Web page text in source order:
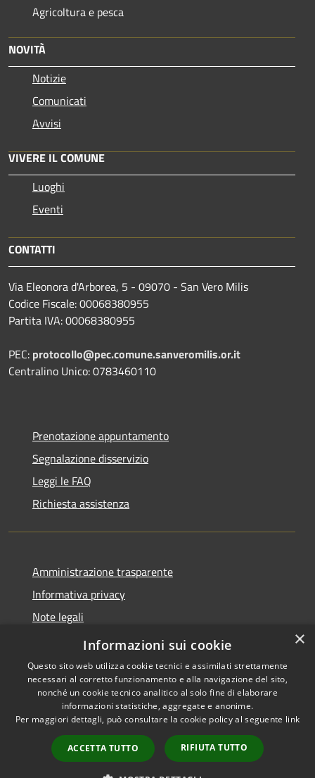
Agricoltura e pesca
NOVITÀ
Notizie
Comunicati
Avvisi
VIVERE IL COMUNE
Luoghi
Eventi
CONTATTI
Via Eleonora d'Arborea, 5 - 09070 - San Vero Milis
Codice Fiscale: 00068380955
Partita IVA: 00068380955
PEC: protocollo@pec.comune.sanveromilis.or.it
Centralino Unico: 0783460110
Prenotazione appuntamento
Segnalazione disservizio
Leggi le FAQ
Richiesta assistenza
Amministrazione trasparente
Informativa privacy
Note legali
Dichiarazione di accessibilità
Accessibilità
Copyright © 2026 • Comune di
San Vero Milis • Powered by
Municipium•
Accesso
redazione
×
Informazioni sui cookie
Questo sito web utilizza cookie tecnici e assimilati strettamente
necessari al corretto funzionamento e alla navigazione del sito,
nonché un cookie tecnico analitico al solo fine di elaborare
informazioni statistiche, aggregate e anonime.
Per maggiori dettagli, può consultare la cookie policy al seguente link
ACCETTA TUTTO RIFIUTA TUTTO